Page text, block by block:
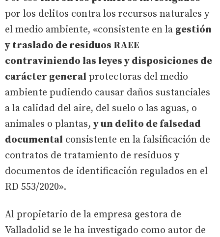
por los delitos contra los recursos naturales y
el medio ambiente, «consistente en la gestión
y traslado de residuos RAEE
contraviniendo las leyes y disposiciones de
carácter general protectoras del medio
ambiente pudiendo causar daños sustanciales
a la calidad del aire, del suelo o las aguas, o
animales o plantas, y un delito de falsedad
documental consistente en la falsificación de
contratos de tratamiento de residuos y
documentos de identificación regulados en el
RD 553/2020».
Al propietario de la empresa gestora de
Valladolid se le ha investigado como autor de